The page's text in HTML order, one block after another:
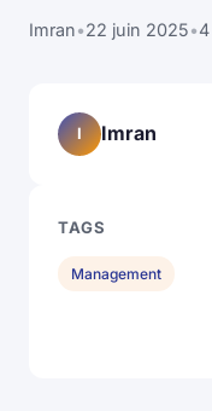
Imran•22 juin 2025•
I Imran
TAGS
Management